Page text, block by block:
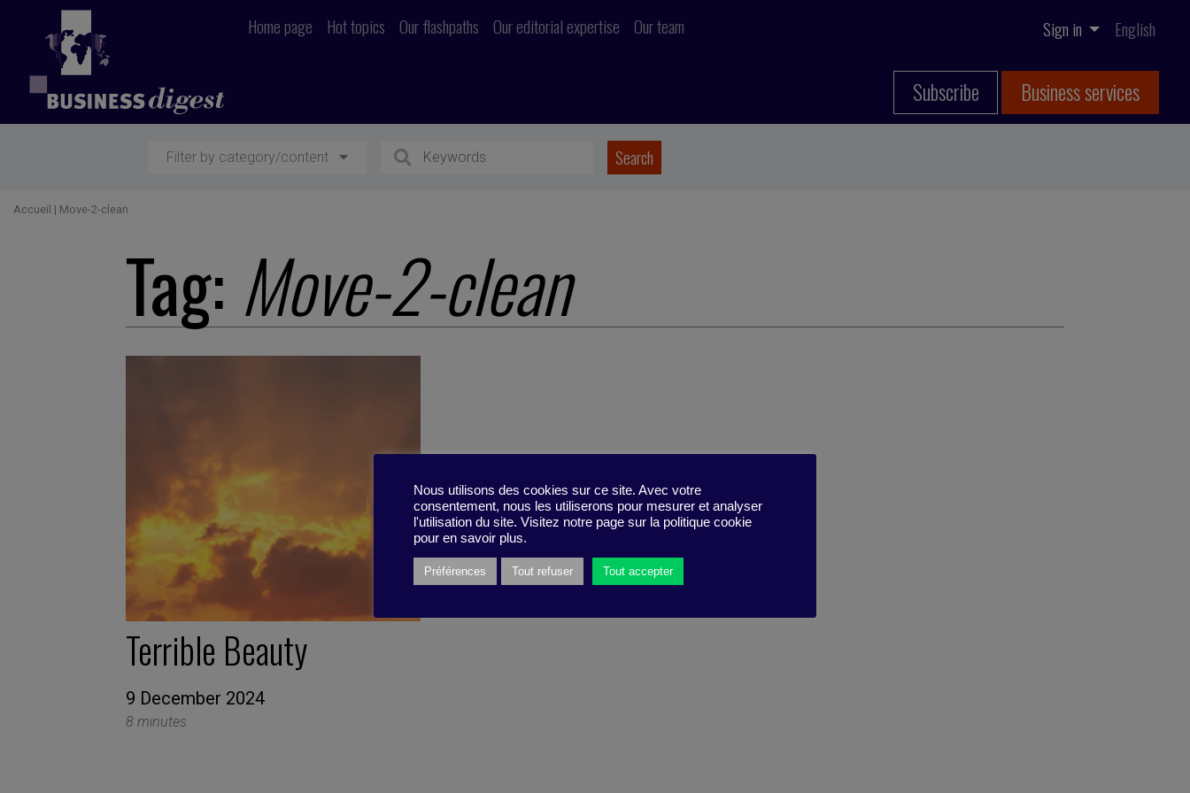
Home page Hot topics Our flashpaths Our editorial expertise Our team Sign in English
Subscribe Business services
Filter by category/content
Accueil | Move-2-clean
Tag: Move-2-clean
Terrible Beauty
9 December 2024
8 minutes
Nous utilisons des cookies sur ce site. Avec votre
consentement, nous les utiliserons pour mesurer et analyser
l'utilisation du site. Visitez notre page sur la politique cookie
pour en savoir plus.
Préférences Tout refuser Tout accepter